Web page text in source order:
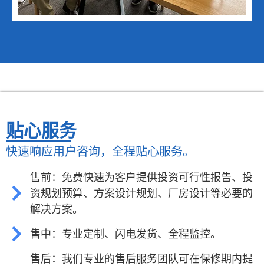
贴心服务
快速响应用户咨询，全程贴心服务。
售前：免费快速为客户提供投资可行性报告、投
资规划预算、方案设计规划、厂房设计等必要的
解决方案。
售中：专业定制、闪电发货、全程监控。
售后：我们专业的售后服务团队可在保修期内提